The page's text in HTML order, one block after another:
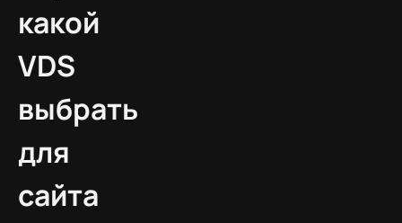
какой
VDS
выбрать
для
сайта